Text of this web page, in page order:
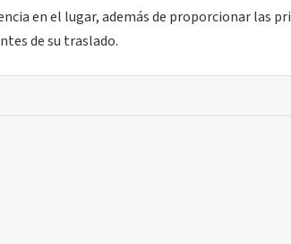
en el lugar, además de proporcionar las
de su traslado.